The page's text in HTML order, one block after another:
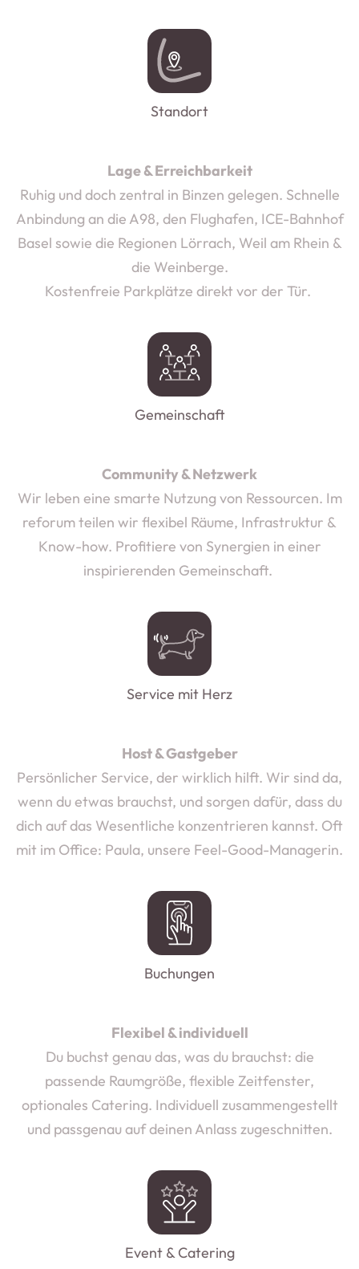
Standort
Lage & Erreichbarkeit
Ruhig und doch zentral in Binzen gelegen. Schnelle
Anbindung an die A98, den Flughafen, ICE-Bahnhof
Basel sowie die Regionen Lörrach, Weil am Rhein &
die Weinberge.
Kostenfreie Parkplätze direkt vor der Tür.
Gemeinschaft
Community & Netzwerk
Wir leben eine smarte Nutzung von Ressourcen. Im
reforum teilen wir flexibel Räume, Infrastruktur &
Know-how. Profitiere von Synergien in einer
inspirierenden Gemeinschaft.
Service mit Herz
Host & Gastgeber
Persönlicher Service, der wirklich hilft. Wir sind da,
wenn du etwas brauchst, und sorgen dafür, dass du
dich auf das Wesentliche konzentrieren kannst. Oft
mit im Office: Paula, unsere Feel-Good-Managerin.
Buchungen
Flexibel & individuell
Du buchst genau das, was du brauchst: die
passende Raumgröße, flexible Zeitfenster,
optionales Catering. Individuell zusammengestellt
und passgenau auf deinen Anlass zugeschnitten.
Event & Catering